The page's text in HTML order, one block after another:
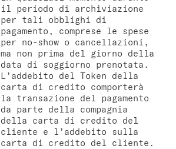
il periodo di archiviazione
per tali obblighi di
pagamento, comprese le spese
per no-show o cancellazioni,
ma non prima del giorno della
data di soggiorno prenotata.
L’addebito del Token della
carta di credito comporterà
la transazione del pagamento
da parte della compagnia
della carta di credito del
cliente e l’addebito sulla
carta di credito del cliente.